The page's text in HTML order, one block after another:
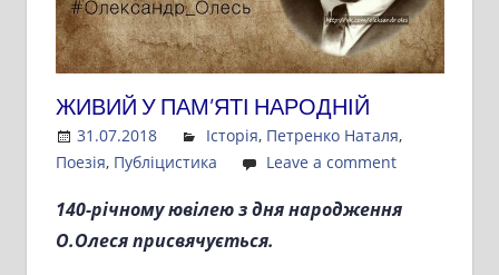
ЖИВИЙ У ПАМ’ЯТІ НАРОДНІЙ
31.07.2018 Admin
Історія, Петренко Наталя,
Поезія, Публіцистика Leave a comment
140-річному ювілею з дня народження
О.Олеся присвячується.